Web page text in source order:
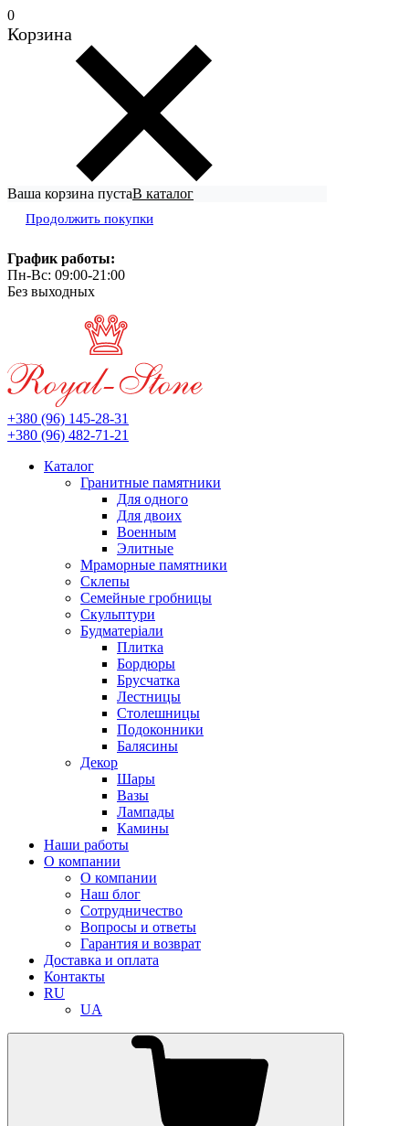
0
Корзина
Ваша корзина пустаВ каталог
Продолжить покупки
График работы:
Пн-Вс: 09:00-21:00
Без выходных
+380 (96) 145-28-31
+380 (96) 482-71-21
Каталог
Гранитные памятники
Для одного
Для двоих
Военным
Элитные
Мраморные памятники
Склепы
Семейные гробницы
Скульптури
Будматеріали
Плитка
Бордюры
Брусчатка
Лестницы
Столешницы
Подоконники
Балясины
Декор
Шары
Вазы
Лампады
Камины
Наши работы
О компании
О компании
Наш блог
Сотрудничество
Вопросы и ответы
Гарантия и возврат
Доставка и оплата
Контакты
RU
UA